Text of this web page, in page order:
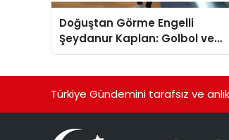
Doğuştan Görme Engelli
Şeydanur Kaplan: Golbol ve
Başarı Hikayesi
Türkiye Gündemini tarafsız ve